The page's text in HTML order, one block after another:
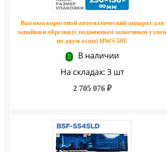
Высокоскоростной автоматический аппарат для
запайки и обрезки (с подвижным запаечным узлом
по двум осям) HWS-50C
В наличии
На складах: 3 шт
2 705 076 ₽